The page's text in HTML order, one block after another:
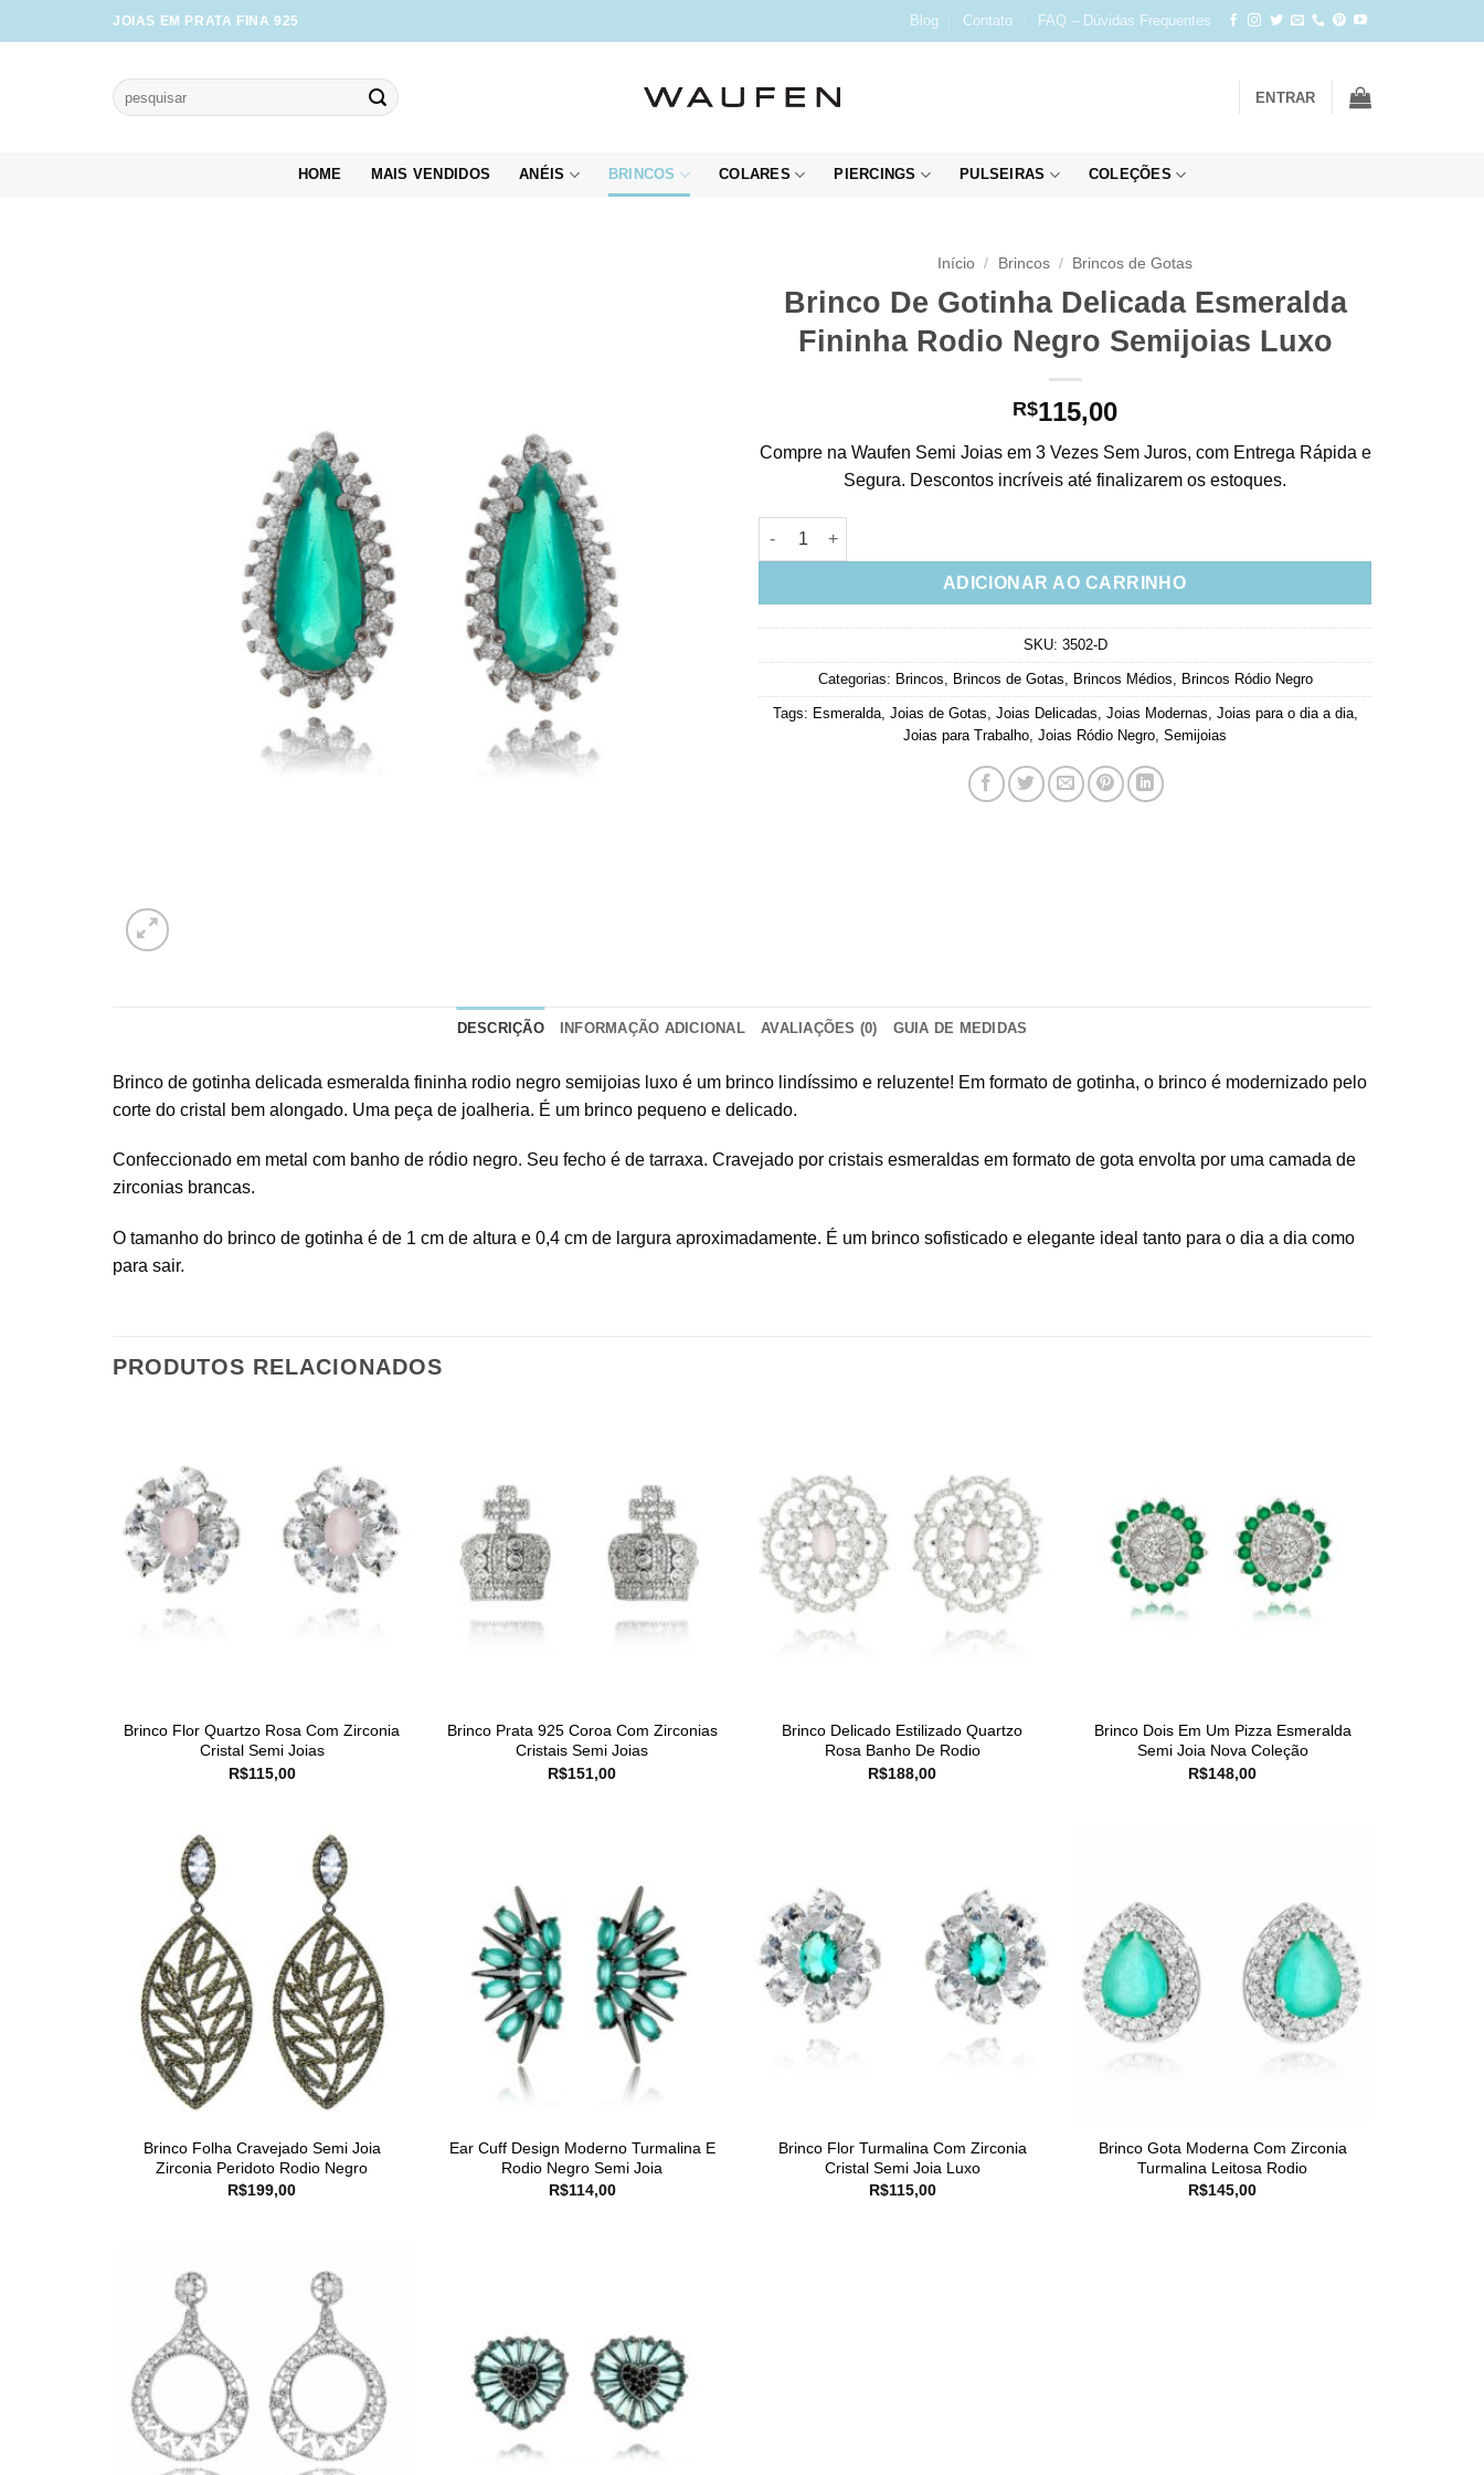
to
JOIAS EM PRATA FINA 925 Blog Contato FAQ – Dúvidas Frequentes
Pesquisar
por:
ENTRAR
HOME MAIS VENDIDOS ANÉIS BRINCOS COLARES PIERCINGS PULSEIRAS COLEÇÕES
Início / Brincos / Brincos de Gotas
Brinco De Gotinha Delicada Esmeralda
Fininha Rodio Negro Semijoias Luxo
R$115,00
Compre na Waufen Semi Joias em 3 Vezes Sem Juros, com Entrega Rápida e
Segura. Descontos incríveis até finalizarem os estoques.
Brinco De Gotinha Delicada Esmeralda Fininha Rodio Negro Semijoias Luxo quantidade
ADICIONAR AO CARRINHO
SKU: 3502-D
Categorias: Brincos Brincos de Gotas Brincos Médios Brincos Ródio Negro
Tags: Esmeralda, Joias de Gotas Joias Delicadas Joias Modernas Joias para o dia a dia,
Joias para Trabalho Joias Ródio Negro Semijoias
DESCRIÇÃO INFORMAÇÃO ADICIONAL AVALIAÇÕES (0) GUIA DE MEDIDAS
Brinco de gotinha delicada esmeralda fininha rodio negro semijoias luxo é um brinco lindíssimo e reluzente! Em formato de gotinha, o brinco é modernizado pelo
corte do cristal bem alongado. Uma peça de joalheria. É um brinco pequeno e delicado.
Confeccionado em metal com banho de ródio negro. Seu fecho é de tarraxa. Cravejado por cristais esmeraldas em formato de gota envolta por uma camada de
zirconias brancas.
O tamanho do brinco de gotinha é de 1 cm de altura e 0,4 cm de largura aproximadamente. É um brinco sofisticado e elegante ideal tanto para o dia a dia como
para sair.
PRODUTOS RELACIONADOS
Brinco Flor Quartzo Rosa Com Zirconia
Cristal Semi Joias
R$115,00
Brinco Prata 925 Coroa Com Zirconias
Cristais Semi Joias
R$151,00
Brinco Delicado Estilizado Quartzo
Rosa Banho De Rodio
R$188,00
Brinco Dois Em Um Pizza Esmeralda
Semi Joia Nova Coleção
R$148,00
Brinco Folha Cravejado Semi Joia
Zirconia Peridoto Rodio Negro
R$199,00
Ear Cuff Design Moderno Turmalina E
Rodio Negro Semi Joia
R$114,00
Brinco Flor Turmalina Com Zirconia
Cristal Semi Joia Luxo
R$115,00
Brinco Gota Moderna Com Zirconia
Turmalina Leitosa Rodio
R$145,00